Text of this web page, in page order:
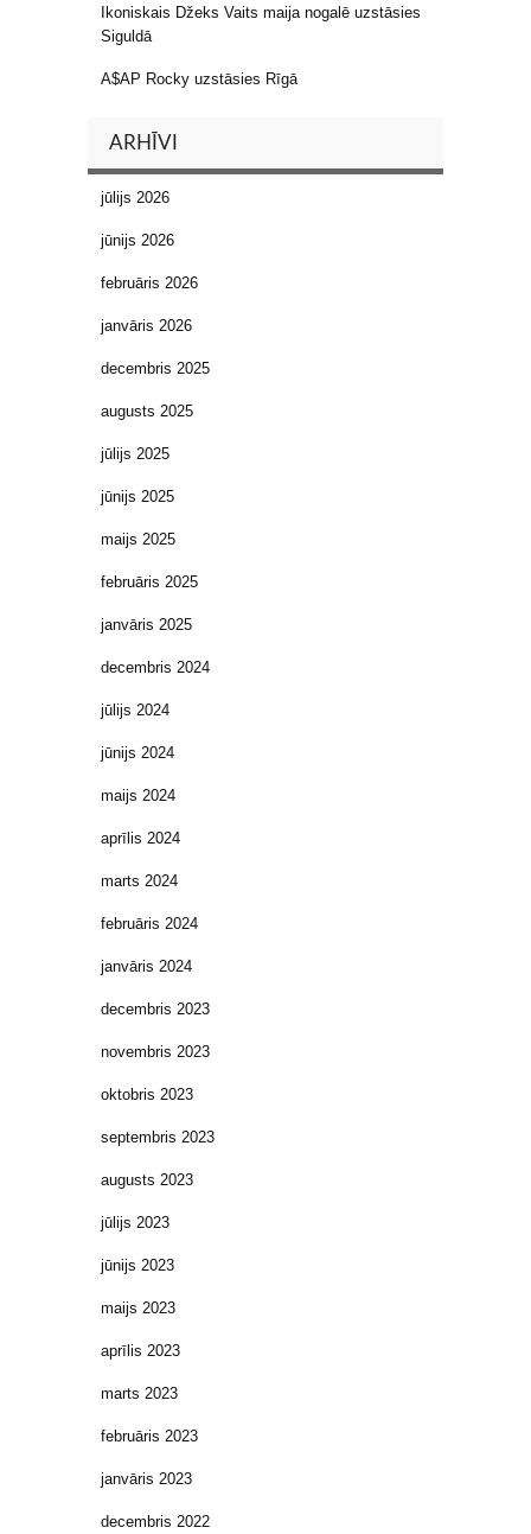
Ikoniskais Džeks Vaits maija nogalē uzstāsies
Siguldā
A$AP Rocky uzstāsies Rīgā
ARHĪVI
jūlijs 2026
jūnijs 2026
februāris 2026
janvāris 2026
decembris 2025
augusts 2025
jūlijs 2025
jūnijs 2025
maijs 2025
februāris 2025
janvāris 2025
decembris 2024
jūlijs 2024
jūnijs 2024
maijs 2024
aprīlis 2024
marts 2024
februāris 2024
janvāris 2024
decembris 2023
novembris 2023
oktobris 2023
septembris 2023
augusts 2023
jūlijs 2023
jūnijs 2023
maijs 2023
aprīlis 2023
marts 2023
februāris 2023
janvāris 2023
decembris 2022